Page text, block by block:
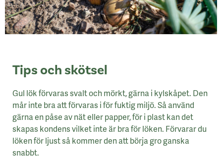
Tips och skötsel
Gul lök förvaras svalt och mörkt, gärna i kylskåpet. Den
mår inte bra att förvaras i för fuktig miljö. Så använd
gärna en påse av nät eller papper, för i plast kan det
skapas kondens vilket inte är bra för löken. Förvarar du
löken för ljust så kommer den att börja gro ganska
snabbt.